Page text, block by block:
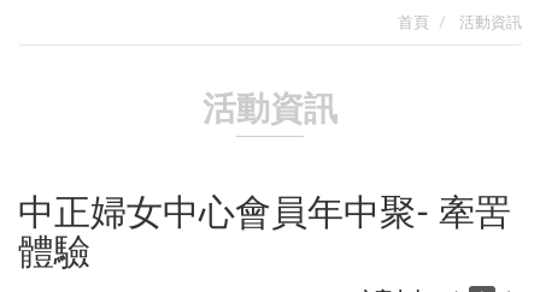
首頁 活動資訊
活動資訊
中正婦女中心會員年中聚- 牽罟
體驗